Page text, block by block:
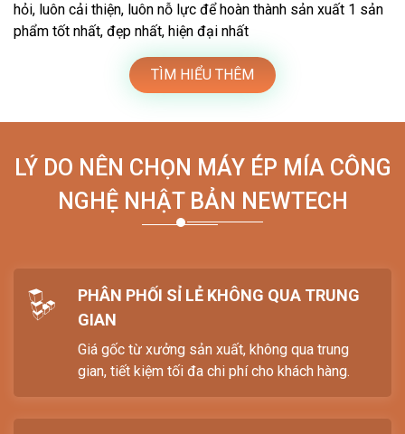
hỏi, luôn cải thiện, luôn nỗ lực để hoàn thành sản xuất 1 sản
phẩm tốt nhất, đẹp nhất, hiện đại nhất
TÌM HIỂU THÊM
LÝ DO NÊN CHỌN MÁY ÉP MÍA CÔNG
NGHỆ NHẬT BẢN NEWTECH
PHÂN PHỐI SỈ LẺ KHÔNG QUA TRUNG
GIAN
Giá gốc từ xưởng sản xuất, không qua trung
gian, tiết kiệm tối đa chi phí cho khách hàng.